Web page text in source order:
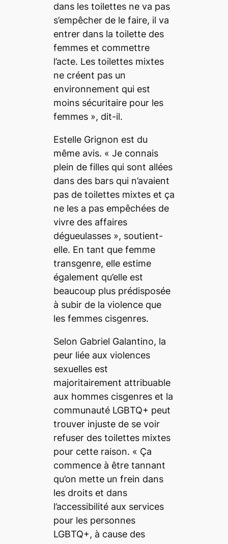
dans les toilettes ne va pas
s’empêcher de le faire, il va
entrer dans la toilette des
femmes et commettre
l’acte. Les toilettes mixtes
ne créent pas un
environnement qui est
moins sécuritaire pour les
femmes », dit-il.
Estelle Grignon est du
même avis. « Je connais
plein de filles qui sont allées
dans des bars qui n’avaient
pas de toilettes mixtes et ça
ne les a pas empêchées de
vivre des affaires
dégueulasses », soutient-
elle. En tant que femme
transgenre, elle estime
également qu’elle est
beaucoup plus prédisposée
à subir de la violence que
les femmes cisgenres.
Selon Gabriel Galantino, la
peur liée aux violences
sexuelles est
majoritairement attribuable
aux hommes cisgenres et la
communauté LGBTQ+ peut
trouver injuste de se voir
refuser des toilettes mixtes
pour cette raison. « Ça
commence à être tannant
qu’on mette un frein dans
les droits et dans
l’accessibilité aux services
pour les personnes
LGBTQ+, à cause des